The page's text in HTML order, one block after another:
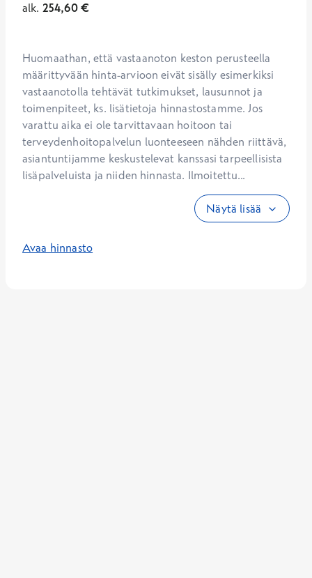
alk. 254,60€
Huomaathan, että vastaanoton keston perusteella
määrittyvään hinta-arvioon eivät sisälly esimerkiksi
vastaanotolla tehtävät tutkimukset, lausunnot ja
toimenpiteet, ks. lisätietoja hinnastostamme. Jos
varattu aika ei ole tarvittavaan hoitoon tai
terveydenhoitopalvelun luonteeseen nähden riittävä,
asiantuntijamme keskustelevat kanssasi tarpeellisista
lisäpalveluista ja niiden hinnasta. Ilmoitettu...
Näytä lisää
Avaa hinnasto